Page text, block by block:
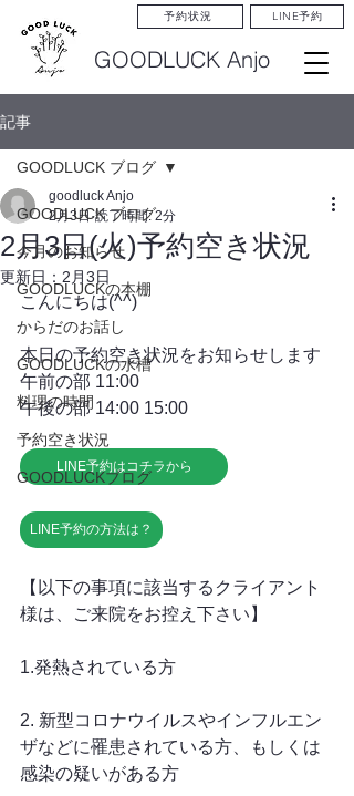
予約状況 LINE予約
GOODLUCK Anjo
記事
GOODLUCK ブログ
今月のお知らせ
GOODLUCKの本棚
からだのお話し
GOODLUCKの水槽
料理の時間
予約空き状況
GOODLUCKブログ
GOODLUCK ブログ
2月3日(火)予約空き状況
goodluck Anjo
2月3日 読了時間: 2分
更新日： 2月3日
こんにちは(^^)
本日の予約空き状況をお知らせします
午前の部 11:00
午後の部 14:00 15:00
LINE予約はコチラから
LINE予約の方法は？
【以下の事項に該当するクライアント
様は、ご来院をお控え下さい】
1.発熱されている方
2. 新型コロナウイルスやインフルエン
ザなどに罹患されている方、もしくは
感染の疑いがある方